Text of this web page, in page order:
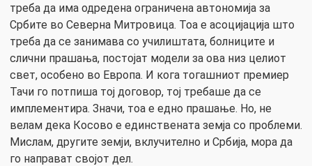
треба да има одредена ограничена автономија за
Србите во Северна Митровица. Тоа е асоцијација што
треба да се занимава со училиштата, болниците и
слични прашања, постојат модели за ова низ целиот
свет, особено во Европа. И кога тогашниот премиер
Тачи го потпиша тој договор, тој требаше да се
имплементира. Значи, тоа е едно прашање. Но, не
велам дека Косово е единствената земја со проблеми.
Мислам, другите земји, вклучително и Србија, мора да
го направат својот дел.